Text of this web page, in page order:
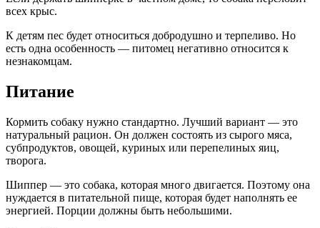
всех крыс.
К детям пес будет относиться добродушно и терпеливо. Но
есть одна особенность — питомец негативно относится к
незнакомцам.
Питание
Кормить собаку нужно стандартно. Лучший вариант — это
натуральный рацион. Он должен состоять из сырого мяса,
субпродуктов, овощей, куриных или перепелиных яиц,
творога.
Шиппер — это собака, которая много двигается. Поэтому она
нуждается в питательной пище, которая будет наполнять ее
энергией. Порции должны быть небольшими.